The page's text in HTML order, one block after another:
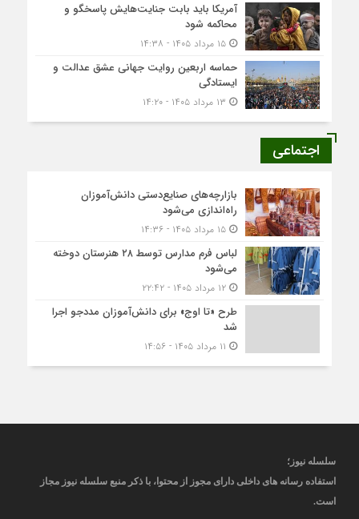
آمریکا باید بابت جنایت‌هایش پاسخگو و
محاکمه شود
۱۵ مرداد ۱۴۰۵ - ۱۴:۳۸
حماسه اربعین روایت جهانی عشق عدالت و
ایستادگی
اجتماعی
بازارچه‌های صنایع‌دستی دانش‌آموزان
راه‌اندازی می‌شود
۱۵ مرداد ۱۴۰۵ - ۱۴:۳۶
لباس فرم مدارس توسط ۲۸ هنرستان‌ دوخته
می‌شود
۱۲ مرداد ۱۴۰۵ - ۲۲:۴۲
طرح «تا اوج» برای دانش‌آموزان مددجو اجرا
شد
سلسله نیوز؛
استفاده رسانه های داخلی دارای مجوز از محتوا، با ذکر منبع سلسله نیوز مجاز
است.